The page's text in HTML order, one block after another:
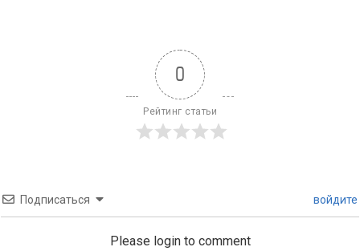
0
Рейтинг статьи
Подписаться войдите
Please login to comment